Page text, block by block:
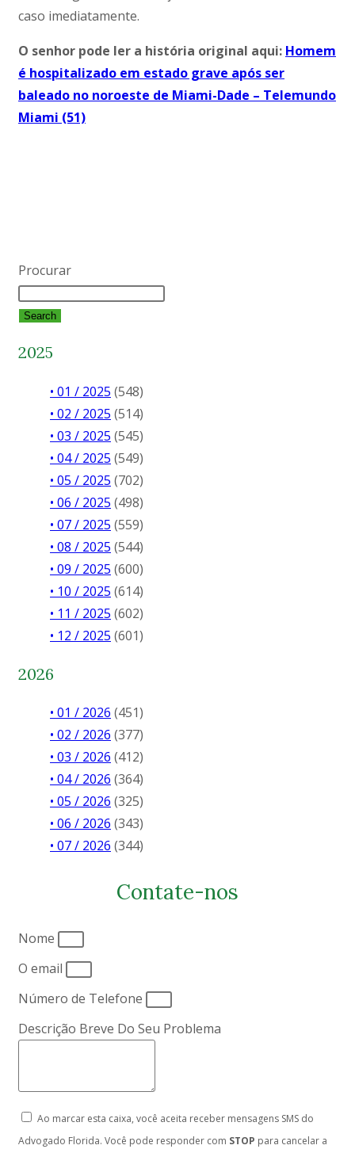
caso imediatamente.
O senhor pode ler a história original aqui: Homem
é hospitalizado em estado grave após ser
baleado no noroeste de Miami-Dade – Telemundo
Miami (51)
Procurar
Search
2025
• 01 / 2025 (548)
• 02 / 2025 (514)
• 03 / 2025 (545)
• 04 / 2025 (549)
• 05 / 2025 (702)
• 06 / 2025 (498)
• 07 / 2025 (559)
• 08 / 2025 (544)
• 09 / 2025 (600)
• 10 / 2025 (614)
• 11 / 2025 (602)
• 12 / 2025 (601)
2026
• 01 / 2026 (451)
• 02 / 2026 (377)
• 03 / 2026 (412)
• 04 / 2026 (364)
• 05 / 2026 (325)
• 06 / 2026 (343)
• 07 / 2026 (344)
Contate-nos
Nome
O email
Número de Telefone
Descrição Breve Do Seu Problema
Ao marcar esta caixa, você aceita receber mensagens SMS do
Advogado Florida. Você pode responder com STOP para cancelar a